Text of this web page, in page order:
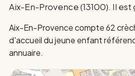
Aix-En-Provence (13100). Il est
Aix-En-Provence compte 62
d'accueil du jeune enfant
annuaire.